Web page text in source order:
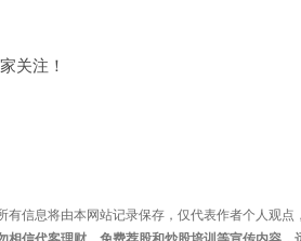
关注！
有信息将由本网站记录保存，仅代表作者个人观